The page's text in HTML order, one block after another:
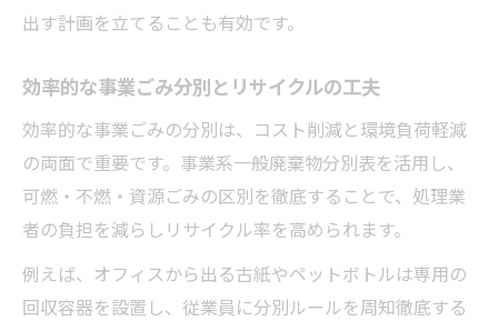
出す計画を立てることも有効です。
効率的な事業ごみ分別とリサイクルの工夫
効率的な事業ごみの分別は、コスト削減と環境負荷軽減
の両面で重要です。事業系一般廃棄物分別表を活用し、
可燃・不燃・資源ごみの区別を徹底することで、処理業
者の負担を減らしリサイクル率を高められます。
例えば、オフィスから出る古紙やペットボトルは専用の
回収容器を設置し、従業員に分別ルールを周知徹底する